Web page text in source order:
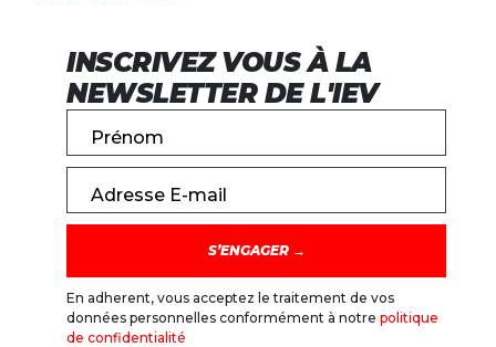
INSCRIVEZ VOUS À LA
NEWSLETTER DE L'IEV
Prénom
Adresse E-mail
En adherent, vous acceptez le traitement de vos
données personnelles conformément à notre politique
de confidentialité